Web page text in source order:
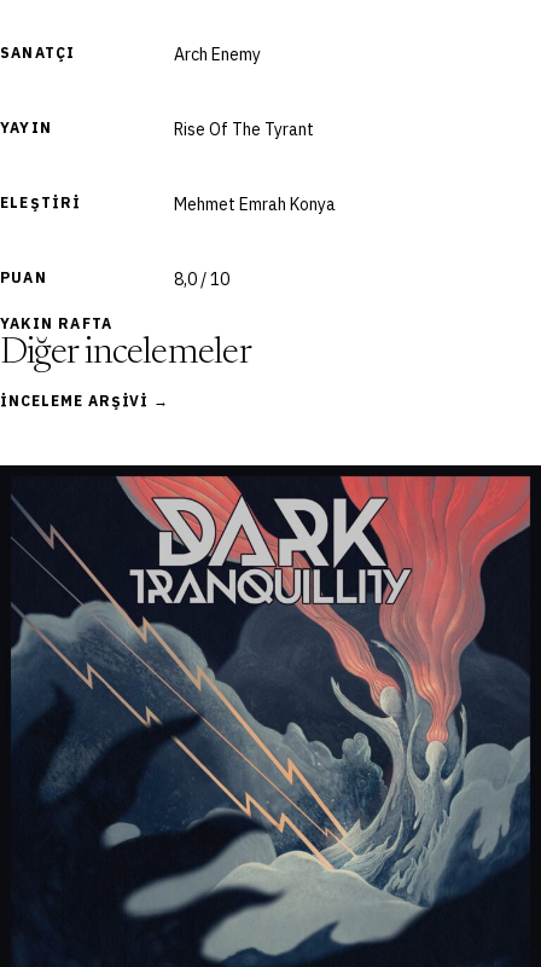
SANATÇI Arch Enemy
YAYIN Rise Of The Tyrant
ELEŞTIRI Mehmet Emrah Konya
PUAN 8,0 / 10
YAKIN RAFTA
Diğer incelemeler
İNCELEME ARŞIVI →